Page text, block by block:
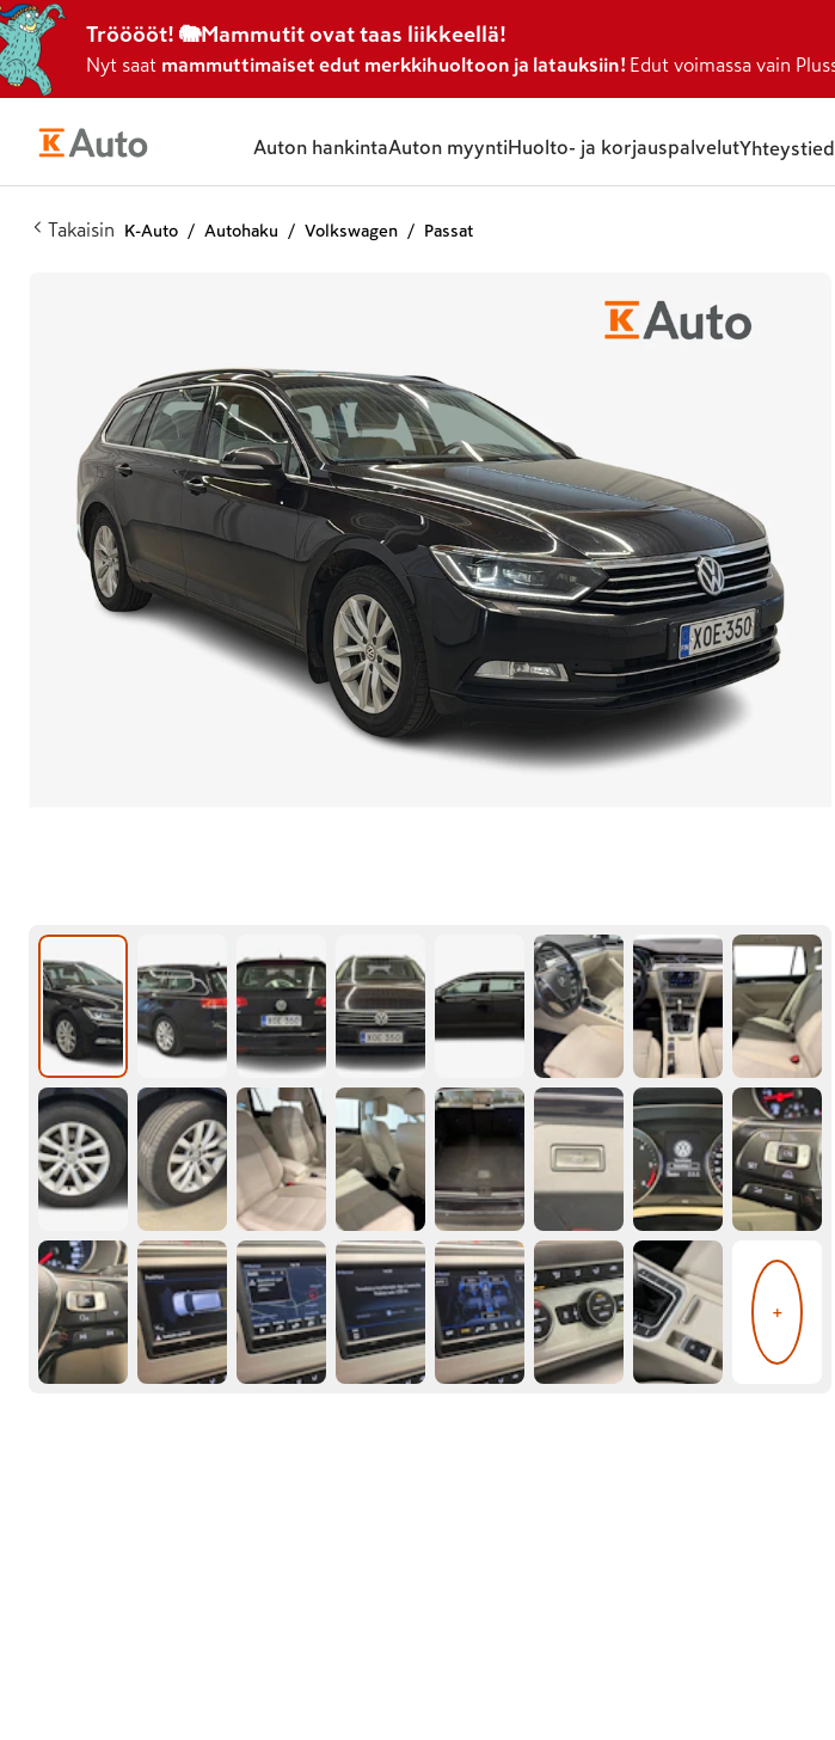
Trööööt! 🐘Mammutit ovat taas liikkeellä!
Nyt saat mammuttimaiset edut merkkihuoltoon ja latauksiin! Edut voimassa vain
Auton hankintaAuton myynti Huolto- ja korjauspalvelut
Takaisin K-Auto Autohaku Volkswagen Passat
+